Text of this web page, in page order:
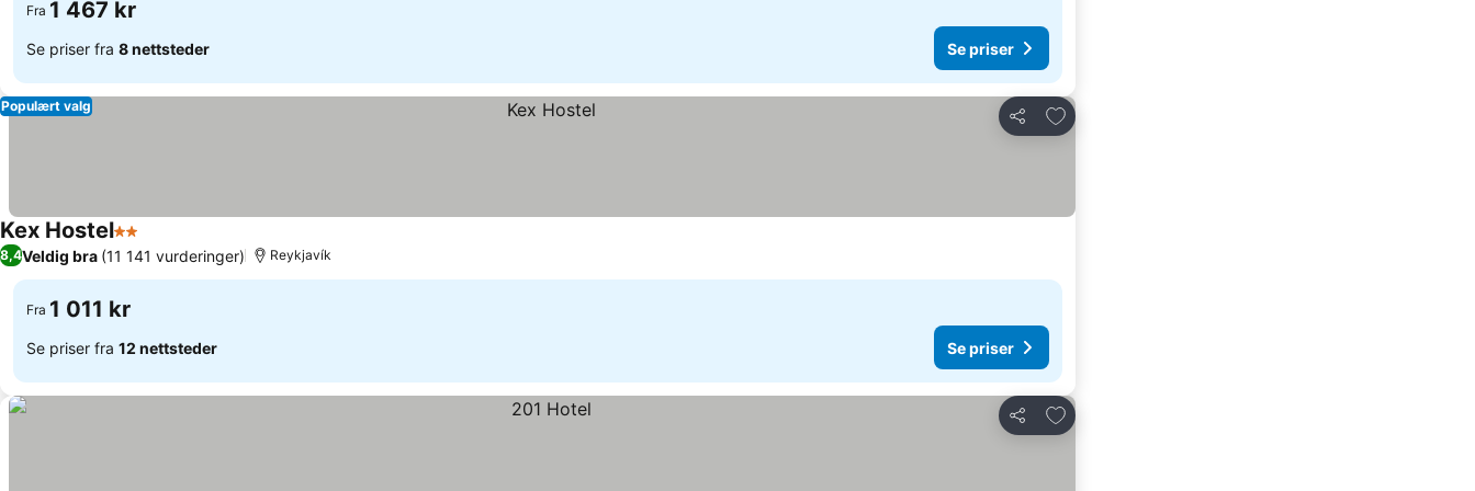
Fra 1 467 kr
Se priser fra 8 nettsteder Se priser
Del
Legg til i favoritter
Populært valg
Kex Hostel2 Stjerner
8,4Veldig bra (11 141 vurderinger) Reykjavík
Fra 1 011 kr
Se priser fra 12 nettsteder Se priser
Del
Legg til i favoritter